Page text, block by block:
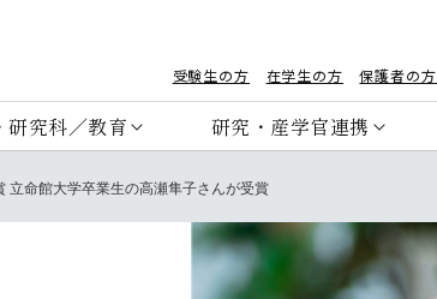
受験生の方
在学生の方 保護者の方
研究科／教育 研究・産学官連携
立命館大学卒業生の高瀬隼子さんが受賞